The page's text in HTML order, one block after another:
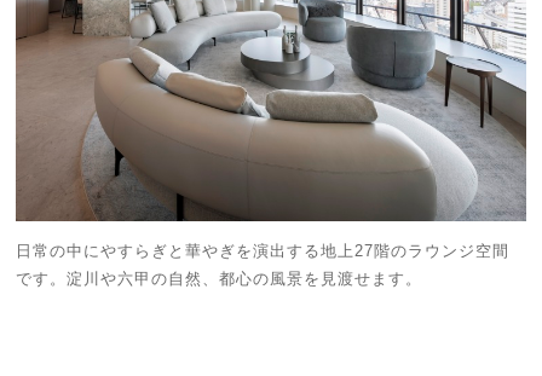
日常の中にやすらぎと華やぎを演出する地上27階のラウンジ空間
です。淀川や六甲の自然、都心の風景を見渡せます。